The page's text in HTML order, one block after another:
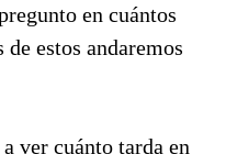
en cuántos
estos andaremos
a ver cuánto tarda en